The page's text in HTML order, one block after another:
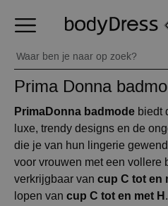
Prima Donna
PrimaDonna badmode biedt
luxe, trendy designs en de
die je van hun lingerie
voor vrouwen met een vollere
verkrijgbaar van cup C tot en
lopen van cup C tot en met H .